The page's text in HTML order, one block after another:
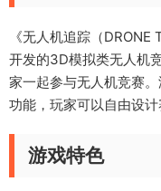
《无人机追踪（
开发的3D模拟类无人机
家一起参与无人机竞赛
功能，玩家可以自由设计
游戏特色